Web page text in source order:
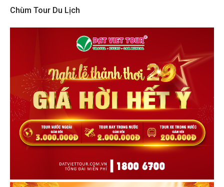
Chùm Tour Du Lịch